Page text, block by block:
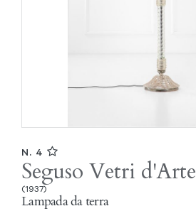
N. 4
Seguso Vetri d'Arte
(1937)
Lampada da terra